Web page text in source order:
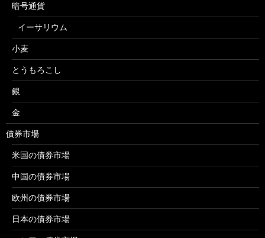
暗号通貨
イーサリウム
小麦
とうもろこし
銀
金
債券市場
米国の債券市場
中国の債券市場
欧州の債券市場
日本の債券市場